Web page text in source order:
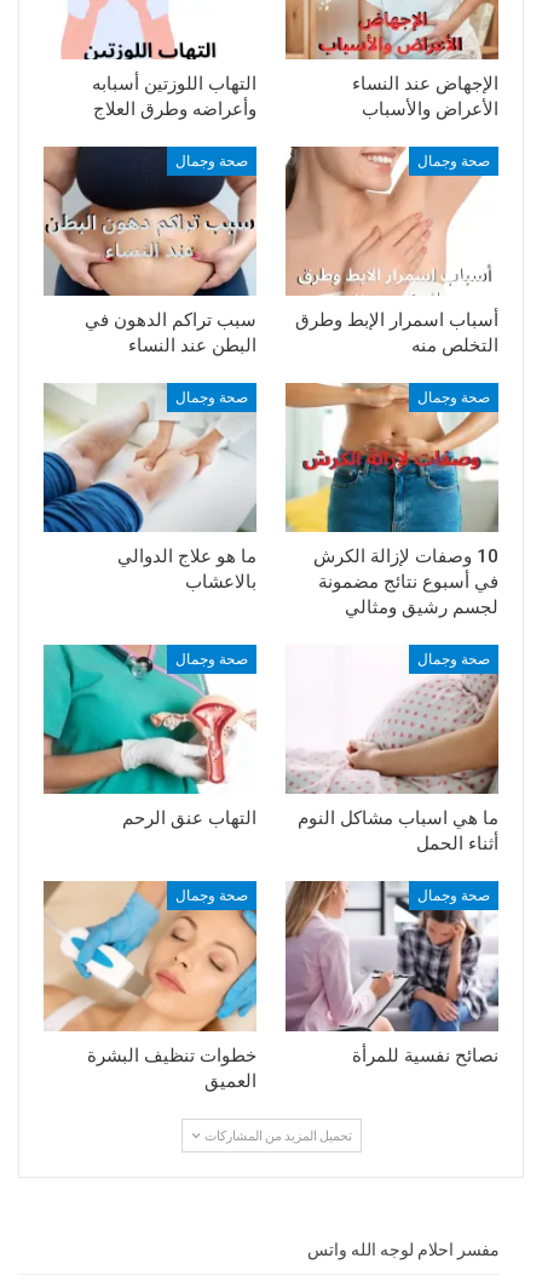
الإجهاض عند النساء
الأعراض والأسباب
التهاب اللوزتين أسبابه
وأعراضه وطرق العلاج
صحة وجمال
أسباب اسمرار الإبط وطرق
التخلص منه
صحة وجمال
سبب تراكم الدهون في
البطن عند النساء
صحة وجمال
10 وصفات لإزالة الكرش
في أسبوع نتائج مضمونة
لجسم رشيق ومثالي
صحة وجمال
ما هو علاج الدوالي
بالاعشاب
صحة وجمال
ما هي اسباب مشاكل النوم
أثناء الحمل
صحة وجمال
التهاب عنق الرحم
صحة وجمال
نصائح نفسية للمرأة
صحة وجمال
خطوات تنظيف البشرة
العميق
تحميل المزيد من المشاركات
مفسر احلام لوجه الله واتس